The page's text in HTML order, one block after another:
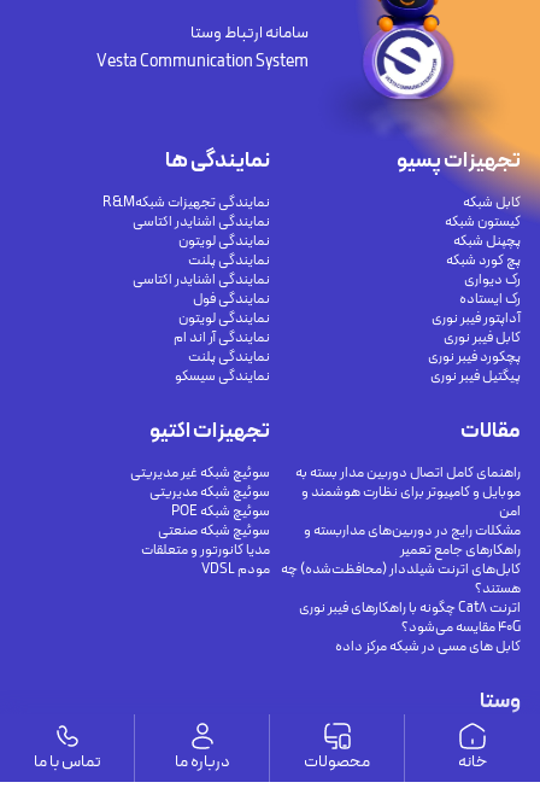
سامانه ارتباط وستا
Vesta Communication System
وستا
ارتباط با ما
درباره ما
تجهیزات پسیو
کابل شبکه
کیستون شبکه
پچپنل شبکه
پچ کورد شبکه
رک دیواری
رک ایستاده
آداپتور فیبر نوری
کابل فیبر نوری
پچکورد فیبر نوری
پیگتیل فیبر نوری
تجهیزات اکتیو
سوئیچ شبکه غیر مدیریتی
سوئیچ شبکه مدیریتی
سوئیچ شبکه POE
سوئیچ شبکه صنعتی
مدیا کانورتور و متعلقات
مودم VDSL
نمایندگی ها
نمایندگی تجهیزات شبکهR&M
نمایندگی اشنایدر اکتاسی
نمایندگی لویتون
نمایندگی پلنت
نمایندگی اشنایدر اکتاسی
نمایندگی فول
نمایندگی لویتون
نمایندگی آر اند ام
نمایندگی پلنت
نمایندگی سیسکو
مقالات
راهنمای کامل اتصال دوربین مدار بسته به
موبایل و کامپیوتر برای نظارت هوشمند و
امن
مشکلات رایج در دوربین‌های مداربسته و
راهکارهای جامع تعمیر
کابل‌های اترنت شیلددار (محافظت‌شده) چه
هستند؟
اترنت Cat8 چگونه با راهکارهای فیبر نوری
40G مقایسه می‌شود؟
کابل های مسی در شبکه مرکز داده
خانه محصولات درباره ما تماس با ما